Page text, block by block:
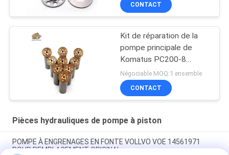
CONTACT
Kit de réparation de la
pompe principale de
Komatus PC200-8
Pompes hydrauliques
Négociable MOQ:1 ensemble
CONTACT
Pièces hydrauliques de pompe à piston
POMPE À ENGRENAGES EN FONTE VOLLVO VOE 14561971
POUR REMPLACEMENT ORIGINAL